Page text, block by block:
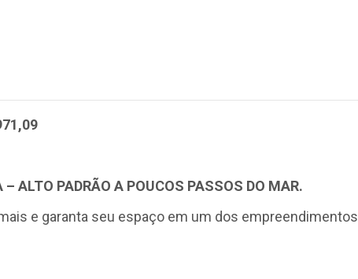
– ALTO PADRÃO A POUCOS PASSOS DO MAR.
e garanta seu espaço em um dos empreendimentos